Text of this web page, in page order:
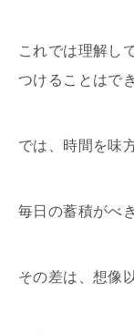
これでは理解し
つけることはで
では、時間を味
毎日の蓄積がべ
その差は、想像